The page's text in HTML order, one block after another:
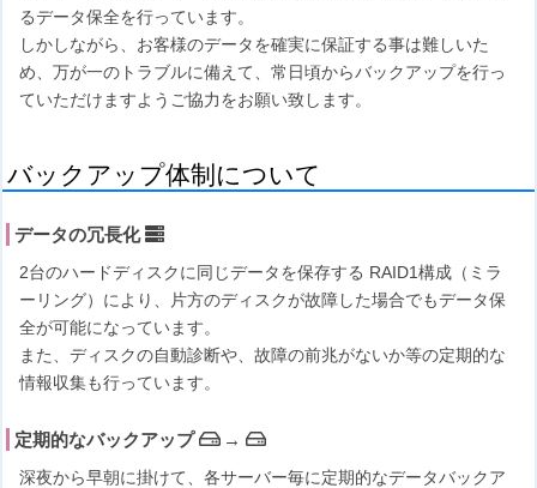
るデータ保全を行っています。
しかしながら、お客様のデータを確実に保証する事は難しいた
め、万が一のトラブルに備えて、常日頃からバックアップを行っ
ていただけますようご協力をお願い致します。
バックアップ体制について
データの冗長化
2台のハードディスクに同じデータを保存する RAID1構成（ミラ
ーリング）により、片方のディスクが故障した場合でもデータ保
全が可能になっています。
また、ディスクの自動診断や、故障の前兆がないか等の定期的な
情報収集も行っています。
定期的なバックアップ →
深夜から早朝に掛けて、各サーバー毎に定期的なデータバックア